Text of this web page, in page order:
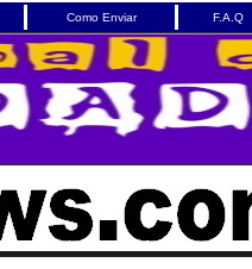
Como Enviar F.A.Q